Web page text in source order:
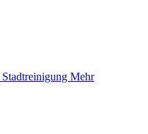
Stadtreinigung Mehr